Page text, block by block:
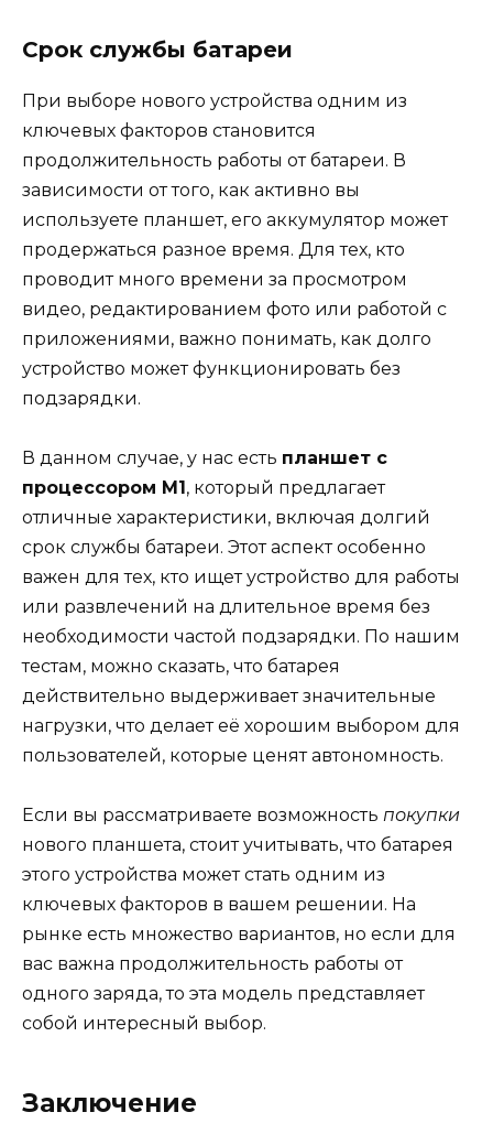
Срок службы батареи
При выборе нового устройства одним из
ключевых факторов становится
продолжительность работы от батареи. В
зависимости от того, как активно вы
используете планшет, его аккумулятор может
продержаться разное время. Для тех, кто
проводит много времени за просмотром
видео, редактированием фото или работой с
приложениями, важно понимать, как долго
устройство может функционировать без
подзарядки.
В данном случае, у нас есть планшет с
процессором M1, который предлагает
отличные характеристики, включая долгий
срок службы батареи. Этот аспект особенно
важен для тех, кто ищет устройство для работы
или развлечений на длительное время без
необходимости частой подзарядки. По нашим
тестам, можно сказать, что батарея
действительно выдерживает значительные
нагрузки, что делает её хорошим выбором для
пользователей, которые ценят автономность.
Если вы рассматриваете возможность покупки
нового планшета, стоит учитывать, что батарея
этого устройства может стать одним из
ключевых факторов в вашем решении. На
рынке есть множество вариантов, но если для
вас важна продолжительность работы от
одного заряда, то эта модель представляет
собой интересный выбор.
Заключение